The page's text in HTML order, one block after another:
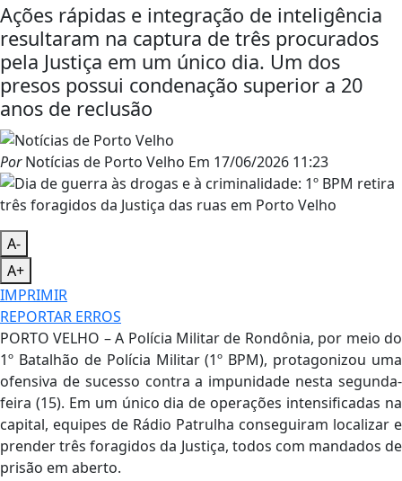
Ações rápidas e integração de inteligência
resultaram na captura de três procurados
pela Justiça em um único dia. Um dos
presos possui condenação superior a 20
anos de reclusão
PorNotícias de Porto Velho Em 17/06/2026 11:23
A-
A+
IMPRIMIR
REPORTAR ERROS
PORTO VELHO – A Polícia Militar de Rondônia, por meio do
1º Batalhão de Polícia Militar (1º BPM), protagonizou uma
ofensiva de sucesso contra a impunidade nesta segunda-
feira (15). Em um único dia de operações intensificadas na
capital, equipes de Rádio Patrulha conseguiram localizar e
prender três foragidos da Justiça, todos com mandados de
prisão em aberto.